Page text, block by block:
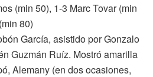
(min 50), 1-3 Marc Tovar (min
80)
García, asistido por Gonzalo
Guzmán Ruíz. Mostró amarilla
Alemany (en dos ocasiones,